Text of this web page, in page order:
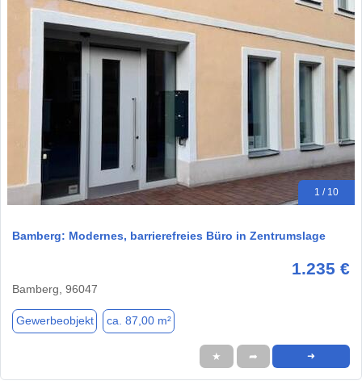
1 / 10
Bamberg: Modernes, barrierefreies Büro in Zentrumslage
1.235 €
Bamberg, 96047
Gewerbeobjekt ca. 87,00 m²
★ ➦ ➜